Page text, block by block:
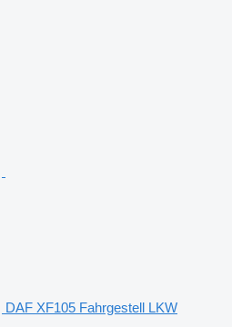
DAF XF105 Fahrgestell LKW